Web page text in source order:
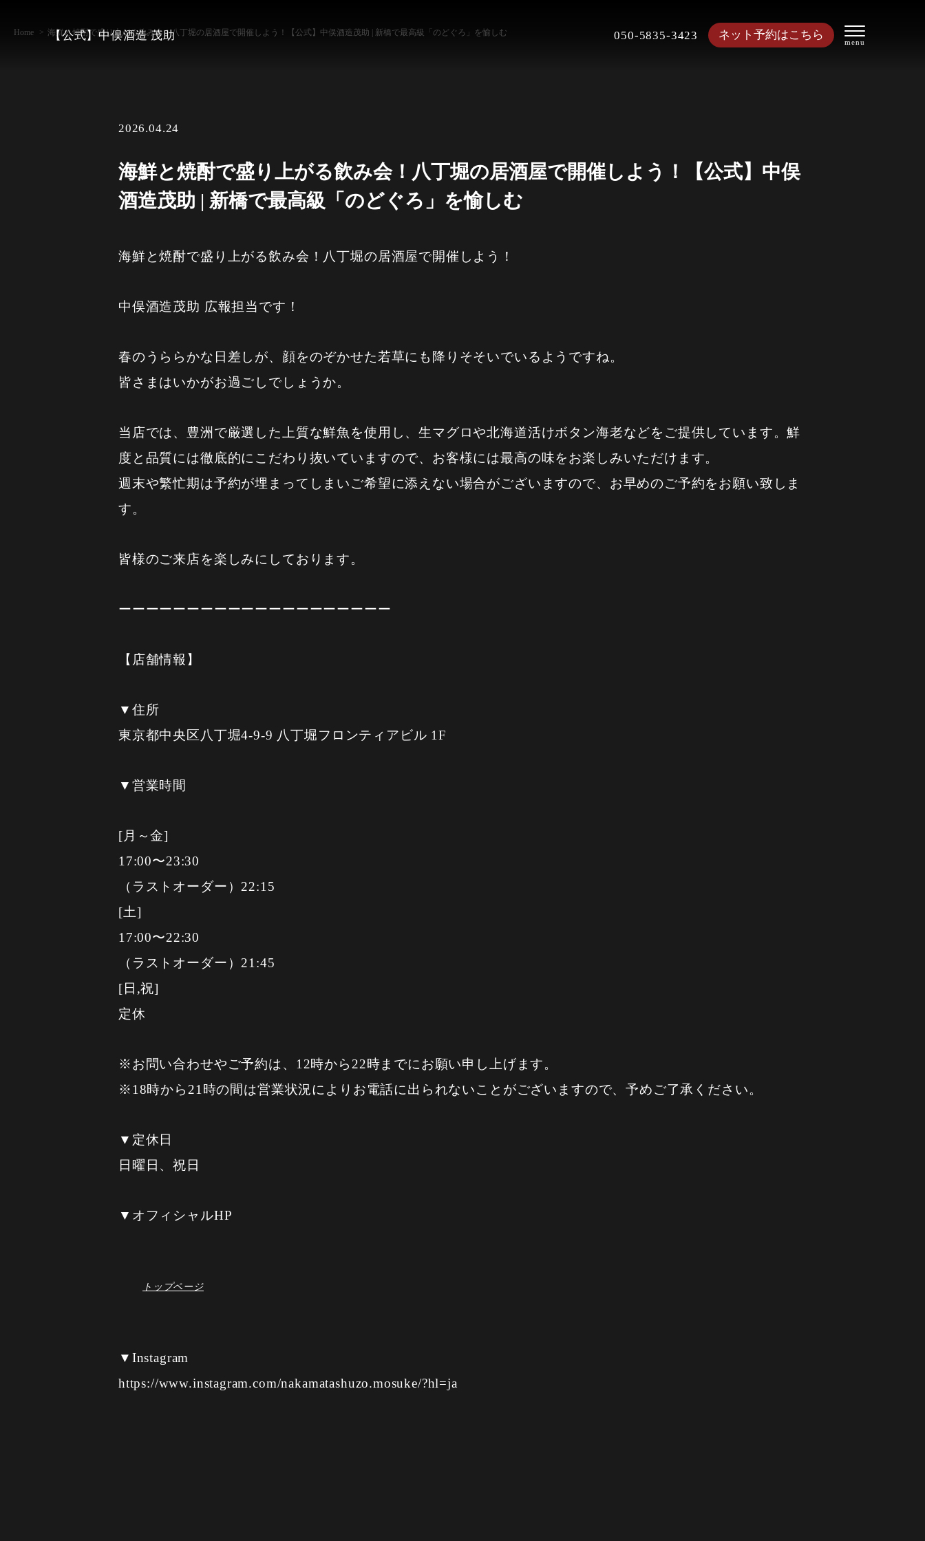
【公式】中俣酒造 茂助 050-5835-3423 ネット予約はこちら
Home 海鮮と焼酎で盛り上がる飲み会！八丁堀の居酒屋で開催しよう！【公式】中俣酒造茂助 | 新橋で最高級「のどぐろ」を愉しむ
2026.04.24
海鮮と焼酎で盛り上がる飲み会！八丁堀の居酒屋で開催しよう！【公式】中俣
酒造茂助 | 新橋で最高級「のどぐろ」を愉しむ
海鮮と焼酎で盛り上がる飲み会！八丁堀の居酒屋で開催しよう！
中俣酒造茂助 広報担当です！
春のうららかな日差しが、顔をのぞかせた若草にも降りそそいでいるようですね。
皆さまはいかがお過ごしでしょうか。
当店では、豊洲で厳選した上質な鮮魚を使用し、生マグロや北海道活けボタン海老などをご提供しています。鮮
度と品質には徹底的にこだわり抜いていますので、お客様には最高の味をお楽しみいただけます。
週末や繁忙期は予約が埋まってしまいご希望に添えない場合がございますので、お早めのご予約をお願い致しま
す。
皆様のご来店を楽しみにしております。
ーーーーーーーーーーーーーーーーーーーー
【店舗情報】
▼住所
東京都中央区八丁堀4-9-9 八丁堀フロンティアビル 1F
▼営業時間
[月～金]
17:00〜23:30
（ラストオーダー）22:15
[土]
17:00〜22:30
（ラストオーダー）21:45
[日,祝]
定休
※お問い合わせやご予約は、12時から22時までにお願い申し上げます。
※18時から21時の間は営業状況によりお電話に出られないことがございますので、予めご了承ください。
▼定休日
日曜日、祝日
▼オフィシャルHP
トップページ
▼Instagram
https://www.instagram.com/nakamatashuzo.mosuke/?hl=ja